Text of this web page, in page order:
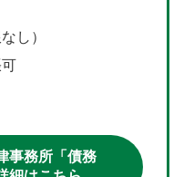
し）
事務所「債務